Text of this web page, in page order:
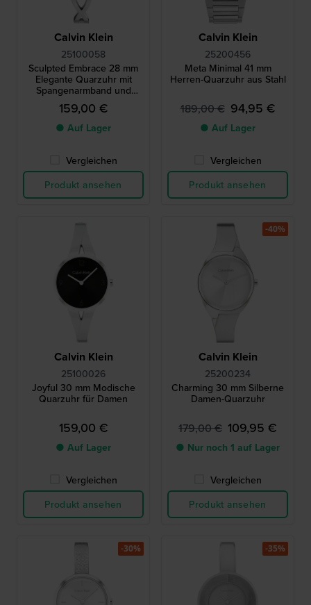
Calvin Klein
25100058
Sculpted Embrace 28 mm
Elegante Quarzuhr mit
Spangenarmband und
Kristallindexen
159,00 €
● Auf Lager
Vergleichen
Produkt ansehen
Calvin Klein
25200456
Meta Minimal 41 mm
Herren-Quarzuhr aus Stahl
189,00 € 94,95 €
● Auf Lager
Vergleichen
Produkt ansehen
Calvin Klein
25100026
Joyful 30 mm Modische
Quarzuhr für Damen
159,00 €
● Auf Lager
Vergleichen
Produkt ansehen
Calvin Klein
25200234
Charming 30 mm Silberne
Damen-Quarzuhr
179,00 € 109,95 €
● Nur noch 1 auf Lager
Vergleichen
Produkt ansehen
-40%
-30% -35%